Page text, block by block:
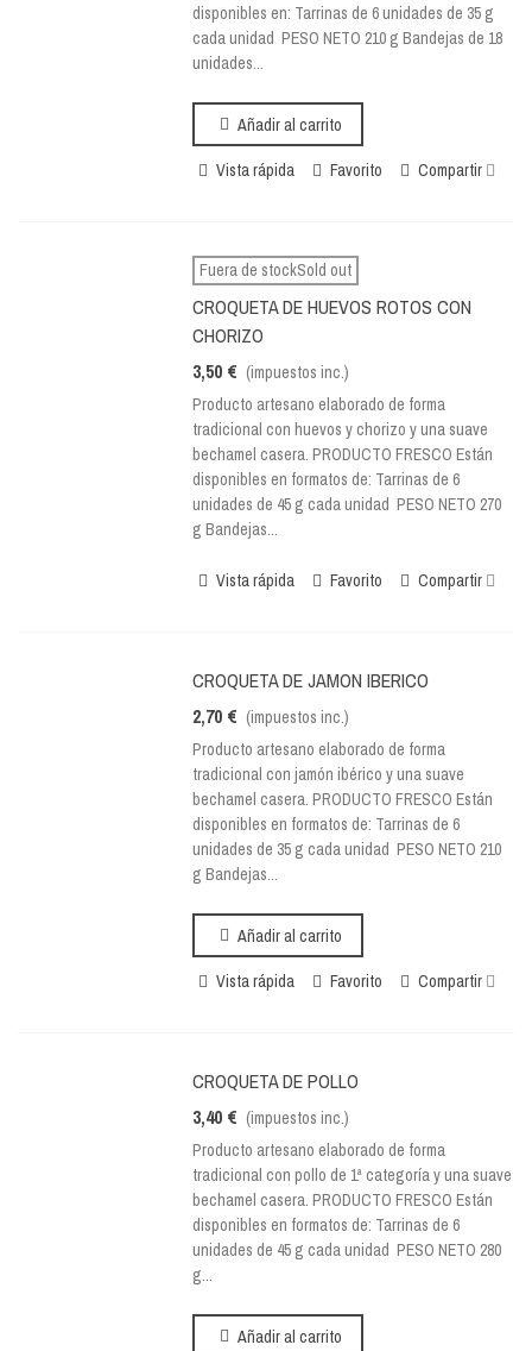
disponibles en: Tarrinas de 6 unidades de 35 g
cada unidad PESO NETO 210 g Bandejas de 18
unidades...
Añadir al carrito
Vista rápida Favorito Compartir
Fuera de stockSold out
CROQUETA DE HUEVOS ROTOS CON
CHORIZO
3,50 € (impuestos inc.)
Producto artesano elaborado de forma
tradicional con huevos y chorizo y una suave
bechamel casera. PRODUCTO FRESCO Están
disponibles en formatos de: Tarrinas de 6
unidades de 45 g cada unidad PESO NETO 270
g Bandejas...
Vista rápida Favorito Compartir
CROQUETA DE JAMON IBERICO
2,70 € (impuestos inc.)
Producto artesano elaborado de forma
tradicional con jamón ibérico y una suave
bechamel casera. PRODUCTO FRESCO Están
disponibles en formatos de: Tarrinas de 6
unidades de 35 g cada unidad PESO NETO 210
g Bandejas...
Añadir al carrito
Vista rápida Favorito Compartir
CROQUETA DE POLLO
3,40 € (impuestos inc.)
Producto artesano elaborado de forma
tradicional con pollo de 1ª categoría y una suave
bechamel casera. PRODUCTO FRESCO Están
disponibles en formatos de: Tarrinas de 6
unidades de 45 g cada unidad PESO NETO 280
g...
Añadir al carrito